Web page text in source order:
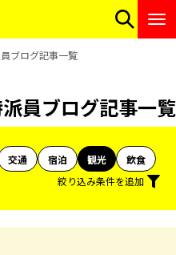
ブログ記事一覧
員ブログ記事一覧
交通 宿泊 観光
飲食
絞り込み条件を追加